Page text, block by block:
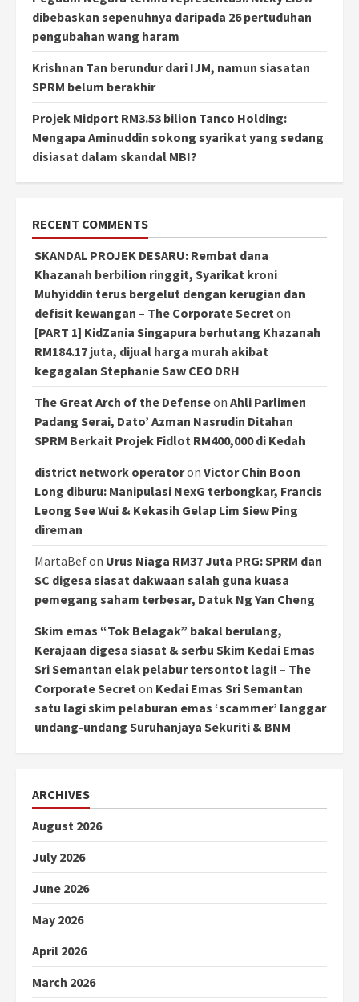
dibebaskan sepenuhnya daripada 26 pertuduhan
pengubahan wang haram
Krishnan Tan berundur dari IJM, namun siasatan
SPRM belum berakhir
Projek Midport RM3.53 bilion Tanco Holding:
Mengapa Aminuddin sokong syarikat yang sedang
disiasat dalam skandal MBI?
RECENT COMMENTS
SKANDAL PROJEK DESARU: Rembat dana
Khazanah berbilion ringgit, Syarikat kroni
Muhyiddin terus bergelut dengan kerugian dan
defisit kewangan – The Corporate Secret on
[PART 1] KidZania Singapura berhutang Khazanah
RM184.17 juta, dijual harga murah akibat
kegagalan Stephanie Saw CEO DRH
The Great Arch of the Defenseon Ahli Parlimen
Padang Serai, Dato’ Azman Nasrudin Ditahan
SPRM Berkait Projek Fidlot RM400,000 di Kedah
district network operatoron Victor Chin Boon
Long diburu: Manipulasi NexG terbongkar, Francis
Leong See Wui & Kekasih Gelap Lim Siew Ping
direman
MartaBefon Urus Niaga RM37 Juta PRG: SPRM dan
SC digesa siasat dakwaan salah guna kuasa
pemegang saham terbesar, Datuk Ng Yan Cheng
Skim emas “Tok Belagak” bakal berulang,
Kerajaan digesa siasat & serbu Skim Kedai Emas
Sri Semantan elak pelabur tersontot lagi! – The
Corporate Secret on Kedai Emas Sri Semantan
satu lagi skim pelaburan emas ‘scammer’ langgar
undang-undang Suruhanjaya Sekuriti & BNM
ARCHIVES
August 2026
July 2026
June 2026
May 2026
April 2026
March 2026